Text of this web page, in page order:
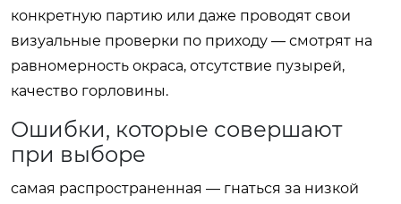
конкретную партию или даже проводят свои
визуальные проверки по приходу — смотрят на
равномерность окраса, отсутствие пузырей,
качество горловины.
Ошибки, которые совершают
при выборе
самая распространенная — гнаться за низкой